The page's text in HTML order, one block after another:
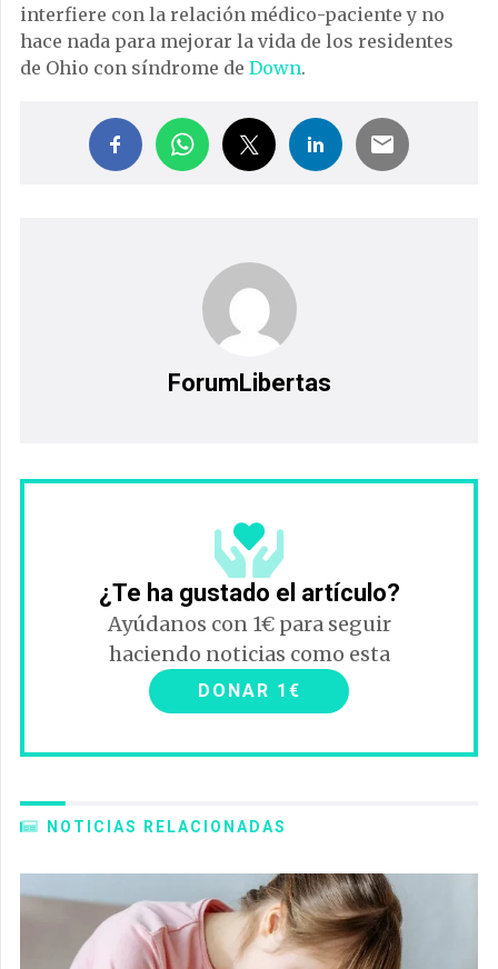
interfiere con la relación médico-paciente y no
hace nada para mejorar la vida de los residentes
de Ohio con síndrome de Down.
ForumLibertas
¿Te ha gustado el artículo?
Ayúdanos con 1€ para seguir
haciendo noticias como esta
DONAR 1€
NOTICIAS RELACIONADAS